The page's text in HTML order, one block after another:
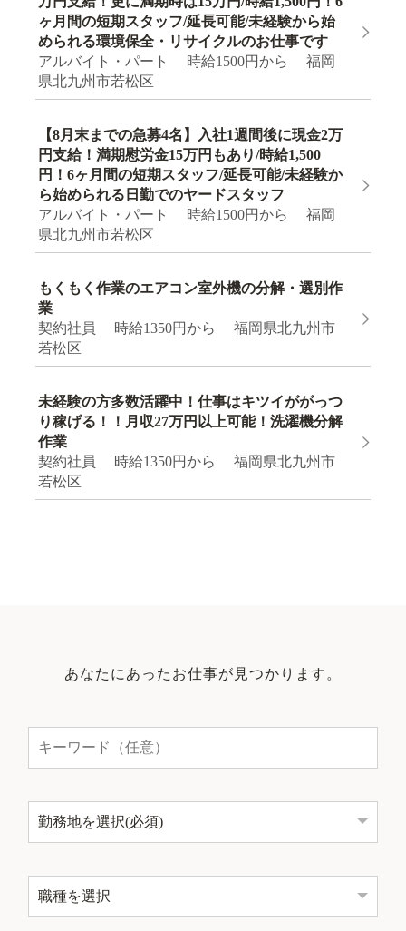
ヶ月間の短期スタッフ/延長可能/未経験から始
められる環境保全・リサイクルのお仕事です
アルバイト・パート 時給1500円から 福岡
県北九州市若松区
【8月末までの急募4名】入社1週間後に現金2万
円支給！満期慰労金15万円もあり/時給1,500
円！6ヶ月間の短期スタッフ/延長可能/未経験か
ら始められる日勤でのヤードスタッフ
アルバイト・パート 時給1500円から 福岡
県北九州市若松区
もくもく作業のエアコン室外機の分解・選別作
業
契約社員 時給1350円から 福岡県北九州市
若松区
未経験の方多数活躍中！仕事はキツイががっつ
り稼げる！！月収27万円以上可能！洗濯機分解
作業
契約社員 時給1350円から 福岡県北九州市
若松区
あなたにあったお仕事が見つかります。